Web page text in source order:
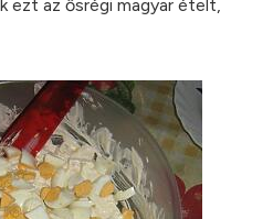
ezt az ősrégi magyar ételt,